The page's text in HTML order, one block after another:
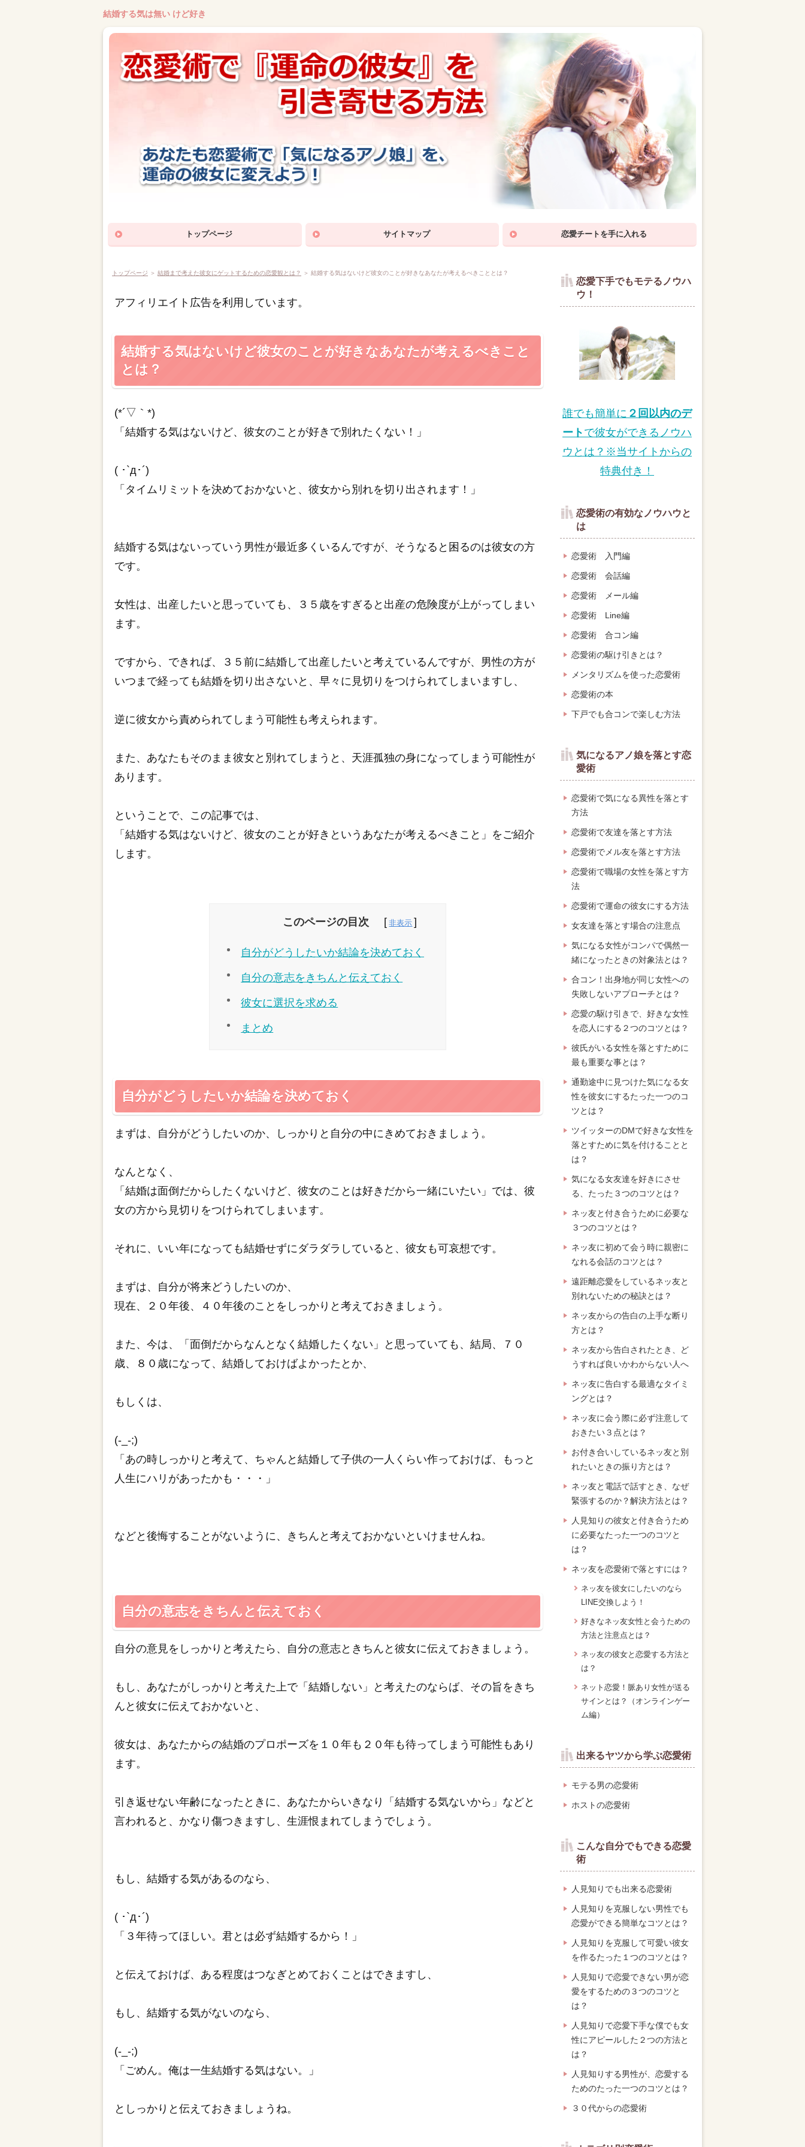
結婚する気は無い けど好き
トップページ サイトマップ 恋愛チートを手に入れる
トップページ ＞ 結婚まで考えた彼女にゲットするための恋愛観とは？ ＞ 結婚する気はないけど彼女のことが好きなあなたが考えるべきこととは？
アフィリエイト広告を利用しています。
結婚する気はないけど彼女のことが好きなあなたが考えるべきこと
とは？
(*´▽｀*)
「結婚する気はないけど、彼女のことが好きで別れたくない！」
( ･`д･´)
「タイムリミットを決めておかないと、彼女から別れを切り出されます！」
結婚する気はないっていう男性が最近多くいるんですが、そうなると困るのは彼女の方
です。
女性は、出産したいと思っていても、３５歳をすぎると出産の危険度が上がってしまい
ます。
ですから、できれば、３５前に結婚して出産したいと考えているんですが、男性の方が
いつまで経っても結婚を切り出さないと、早々に見切りをつけられてしまいますし、
逆に彼女から責められてしまう可能性も考えられます。
また、あなたもそのまま彼女と別れてしまうと、天涯孤独の身になってしまう可能性が
あります。
ということで、この記事では、
「結婚する気はないけど、彼女のことが好きというあなたが考えるべきこと」をご紹介
します。
このページの目次
自分がどうしたいか結論を決めておく
自分の意志をきちんと伝えておく
彼女に選択を求める
まとめ
自分がどうしたいか結論を決めておく
まずは、自分がどうしたいのか、しっかりと自分の中にきめておきましょう。
なんとなく、
「結婚は面倒だからしたくないけど、彼女のことは好きだから一緒にいたい」では、彼
女の方から見切りをつけられてしまいます。
それに、いい年になっても結婚せずにダラダラしていると、彼女も可哀想です。
まずは、自分が将来どうしたいのか、
現在、２０年後、４０年後のことをしっかりと考えておきましょう。
また、今は、「面倒だからなんとなく結婚したくない」と思っていても、結局、７０
歳、８０歳になって、結婚しておけばよかったとか、
もしくは、
(-_-;)
「あの時しっかりと考えて、ちゃんと結婚して子供の一人くらい作っておけば、もっと
人生にハリがあったかも・・・」
などと後悔することがないように、きちんと考えておかないといけませんね。
自分の意志をきちんと伝えておく
自分の意見をしっかりと考えたら、自分の意志ときちんと彼女に伝えておきましょう。
もし、あなたがしっかりと考えた上で「結婚しない」と考えたのならば、その旨をきち
んと彼女に伝えておかないと、
彼女は、あなたからの結婚のプロポーズを１０年も２０年も待ってしまう可能性もあり
ます。
引き返せない年齢になったときに、あなたからいきなり「結婚する気ないから」などと
言われると、かなり傷つきますし、生涯恨まれてしまうでしょう。
もし、結婚する気があるのなら、
( ･`д･´)
「３年待ってほしい。君とは必ず結婚するから！」
と伝えておけば、ある程度はつなぎとめておくことはできますし、
もし、結婚する気がないのなら、
(-_-;)
「ごめん。俺は一生結婚する気はない。」
としっかりと伝えておきましょうね。
恋愛下手でもモテるノウハ
ウ！
誰でも簡単に ２回以内のデ
ート で彼女ができるノウハ
ウとは？※当サイトからの
特典付き！
恋愛術の有効なノウハウと
は
恋愛術 入門編
恋愛術 会話編
恋愛術 メール編
恋愛術 Line編
恋愛術 合コン編
恋愛術の駆け引きとは？
メンタリズムを使った恋愛術
恋愛術の本
下戸でも合コンで楽しむ方法
気になるアノ娘を落とす恋
愛術
恋愛術で気になる異性を落とす
方法
恋愛術で友達を落とす方法
恋愛術でメル友を落とす方法
恋愛術で職場の女性を落とす方
法
恋愛術で運命の彼女にする方法
女友達を落とす場合の注意点
気になる女性がコンパで偶然一
緒になったときの対象法とは？
合コン！出身地が同じ女性への
失敗しないアプローチとは？
恋愛の駆け引きで、好きな女性
を恋人にする２つのコツとは？
彼氏がいる女性を落とすために
最も重要な事とは？
通勤途中に見つけた気になる女
性を彼女にするたった一つのコ
ツとは？
ツイッターのDMで好きな女性を
落とすために気を付けることと
は？
気になる女友達を好きにさせ
る、たった３つのコツとは？
ネッ友と付き合うために必要な
３つのコツとは？
ネッ友に初めて会う時に親密に
なれる会話のコツとは？
遠距離恋愛をしているネッ友と
別れないための秘訣とは？
ネッ友からの告白の上手な断り
方とは？
ネッ友から告白されたとき、ど
うすれば良いかわからない人へ
ネッ友に告白する最適なタイミ
ングとは？
ネッ友に会う際に必ず注意して
おきたい３点とは？
お付き合いしているネッ友と別
れたいときの振り方とは？
ネッ友と電話で話すとき、なぜ
緊張するのか？解決方法とは？
人見知りの彼女と付き合うため
に必要なたった一つのコツと
は？
ネッ友を恋愛術で落とすには？
ネッ友を彼女にしたいのなら
LINE交換しよう！
好きなネッ友女性と会うための
方法と注意点とは？
ネッ友の彼女と恋愛する方法と
は？
ネット恋愛！脈あり女性が送る
サインとは？（オンラインゲー
ム編）
出来るヤツから学ぶ恋愛術
モテる男の恋愛術
ホストの恋愛術
こんな自分でもできる恋愛
術
人見知りでも出来る恋愛術
人見知りを克服しない男性でも
恋愛ができる簡単なコツとは？
人見知りを克服して可愛い彼女
を作るたった１つのコツとは？
人見知りで恋愛できない男が恋
愛をするための３つのコツと
は？
人見知りで恋愛下手な僕でも女
性にアピールした２つの方法と
は？
人見知りする男性が、恋愛する
ためのたった一つのコツとは？
３０代からの恋愛術